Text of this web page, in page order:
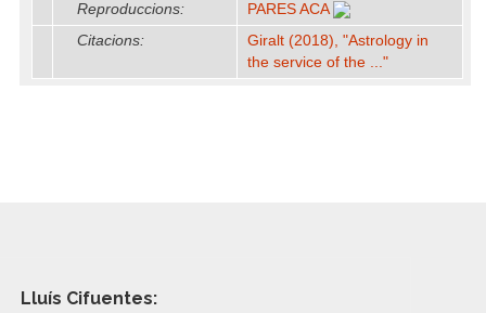
Reproduccions:
PARES ACA
Citacions:
Giralt (2018), "Astrology in
the service of the ..."
Lluís Cifuentes: